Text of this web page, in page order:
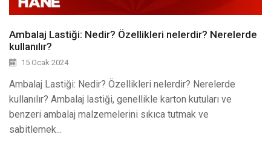
Ambalaj Lastiği: Nedir? Özellikleri nelerdir? Nerelerde
kullanılır?
15 Ocak 2024
Ambalaj Lastiği: Nedir? Özellikleri nelerdir? Nerelerde
kullanılır? Ambalaj lastiği, genellikle karton kutuları ve
benzeri ambalaj malzemelerini sıkıca tutmak ve
sabitlemek...